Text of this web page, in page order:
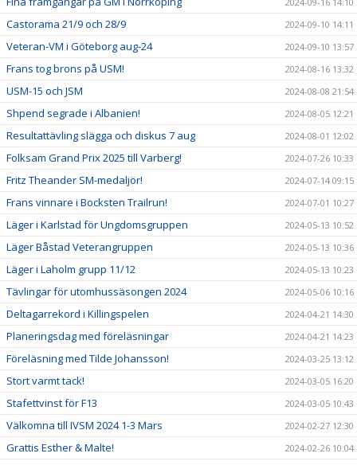
Castorama 21/9 och 28/9 2024-09-10 14:11
Veteran-VM i Göteborg aug-24 2024-09-10 13:57
Frans tog brons på USM! 2024-08-16 13:32
USM-15 och JSM 2024-08-08 21:54
Shpend segrade i Albanien! 2024-08-05 12:21
Resultattävling slägga och diskus 7 aug 2024-08-01 12:02
Folksam Grand Prix 2025 till Varberg! 2024-07-26 10:33
Fritz Theander SM-medaljör! 2024-07-14 09:15
Frans vinnare i Bocksten Trailrun! 2024-07-01 10:27
Läger i Karlstad för Ungdomsgruppen 2024-05-13 10:52
Läger Båstad Veterangruppen 2024-05-13 10:36
Läger i Laholm grupp 11/12 2024-05-13 10:23
Tävlingar för utomhussäsongen 2024 2024-05-06 10:16
Deltagarrekord i Killingspelen 2024-04-21 14:30
Planeringsdag med föreläsningar 2024-04-21 14:23
Föreläsning med Tilde Johansson! 2024-03-25 13:12
Stort varmt tack! 2024-03-05 16:20
Stafettvinst för F13 2024-03-05 10:43
Välkomna till IVSM 2024 1-3 Mars 2024-02-27 12:30
Grattis Esther & Malte! 2024-02-26 10:04